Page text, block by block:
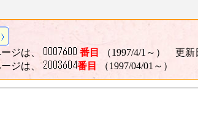
ジは、 番目 （1997/4/1～） 更
ジは、
番目 （1997/04/01～）